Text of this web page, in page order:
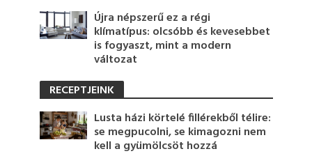
Újra népszerű ez a régi
klímatípus: olcsóbb és kevesebbet
is fogyaszt, mint a modern
változat
RECEPTJEINK
Lusta házi körtelé fillérekből télire:
se megpucolni, se kimagozni nem
kell a gyümölcsöt hozzá